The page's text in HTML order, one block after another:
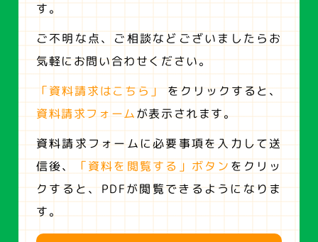
す。
ご不明な点、ご相談などございましたらお
気軽にお問い合わせください。
「資料請求はこちら」
をクリックすると、
資料請求フォームが表示されます。
資料請求フォームに必要事項を入力して送
信後、
「資料を閲覧する」ボタン をクリッ
クすると、 PDFが閲覧できるようになりま
す。